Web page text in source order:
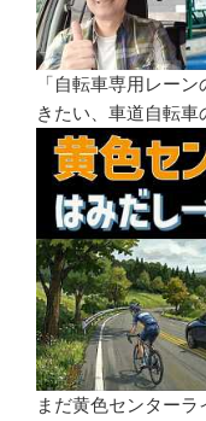
「自転車専用レー
きたい、車道自転
まだ黄色センター